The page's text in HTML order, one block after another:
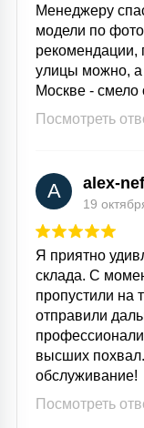
Менеджеру
модели по
рекомендации,
улицы можно, а
Москве - смело
Посмотреть
A alex-
19
Я приятно
склада. С
пропустили на
отправили
высших
обслуживание!
Посмотреть